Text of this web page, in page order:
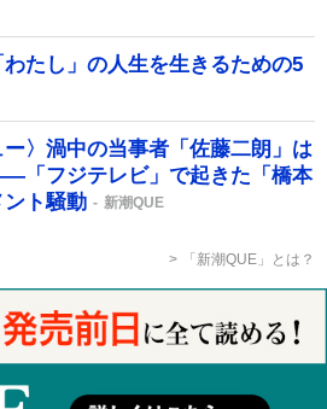
たし」の人生を生きるための5
ー〉渦中の当事者「佐藤二朗」は
「フジテレビ」で起きた「橋本
ト騒動
新潮QUE
「新潮QUE」とは？